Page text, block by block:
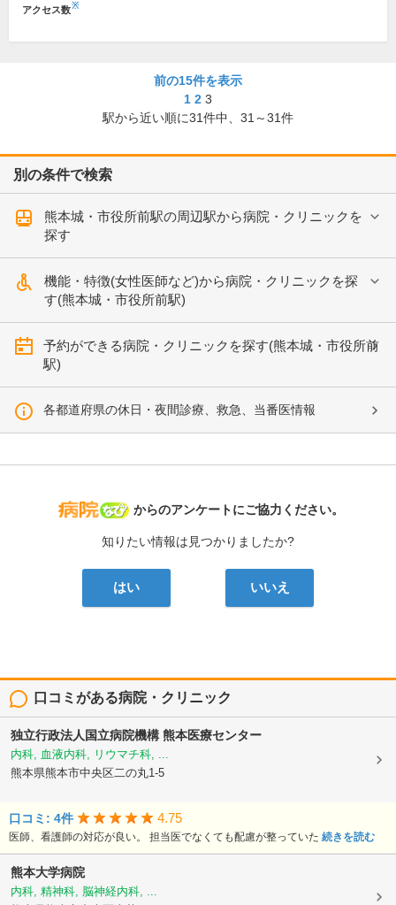
アクセス数※
前の15件を表示
1 2 3
駅から近い順に31件中、 31～31件
別の条件で検索
熊本城・市役所前駅の周辺駅から病院・クリニックを
探す
機能・特徴(女性医師など)から病院・クリニックを探
す(熊本城・市役所前駅)
予約ができる病院・クリニックを探す(熊本城・市役所前
駅)
各都道府県の休日・夜間診療、救急、当番医情報
病院なび
からのアンケートにご協力ください。
知りたい情報は見つかりましたか?
はい いいえ
口コミがある病院・クリニック
独立行政法人国立病院機構熊本医療センター
内科, 血液内科, リウマチ科, ...
熊本県熊本市中央区二の丸1-5
口コミ: 4件 4.75
医師、看護師の対応が良い。 担当医でなくても配慮が整っていた 続きを読む
熊本大学病院
内科, 精神科, 脳神経内科, ...